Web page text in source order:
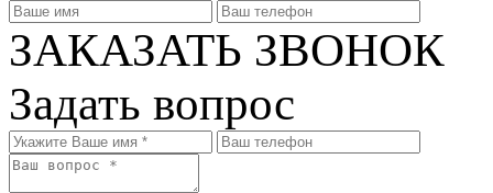
ЗАКАЗАТЬ ЗВОНОК
Задать вопрос